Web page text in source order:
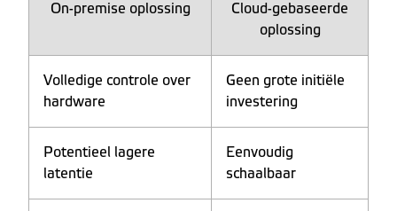
On-premise oplossing
Cloud-gebaseerde
oplossing
Volledige controle over
hardware
Geen grote initiële
investering
Potentieel lagere
latentie
Eenvoudig
schaalbaar